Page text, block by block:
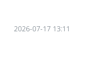
2026-07-17 13:11